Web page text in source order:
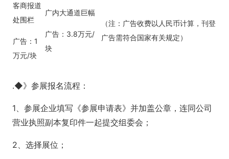
客商报道
处围栏
广告：1
万元/块
广内大通道巨幅
广告：3.8万元/
块
（注：广告收费以人民币计算，刊登
广告需符合国家有关规定）
.◆》参展报名流程：
1、参展企业填写《参展申请表》并加盖公章，连同公司
营业执照副本复印件一起提交组委会；
2、选择展位；